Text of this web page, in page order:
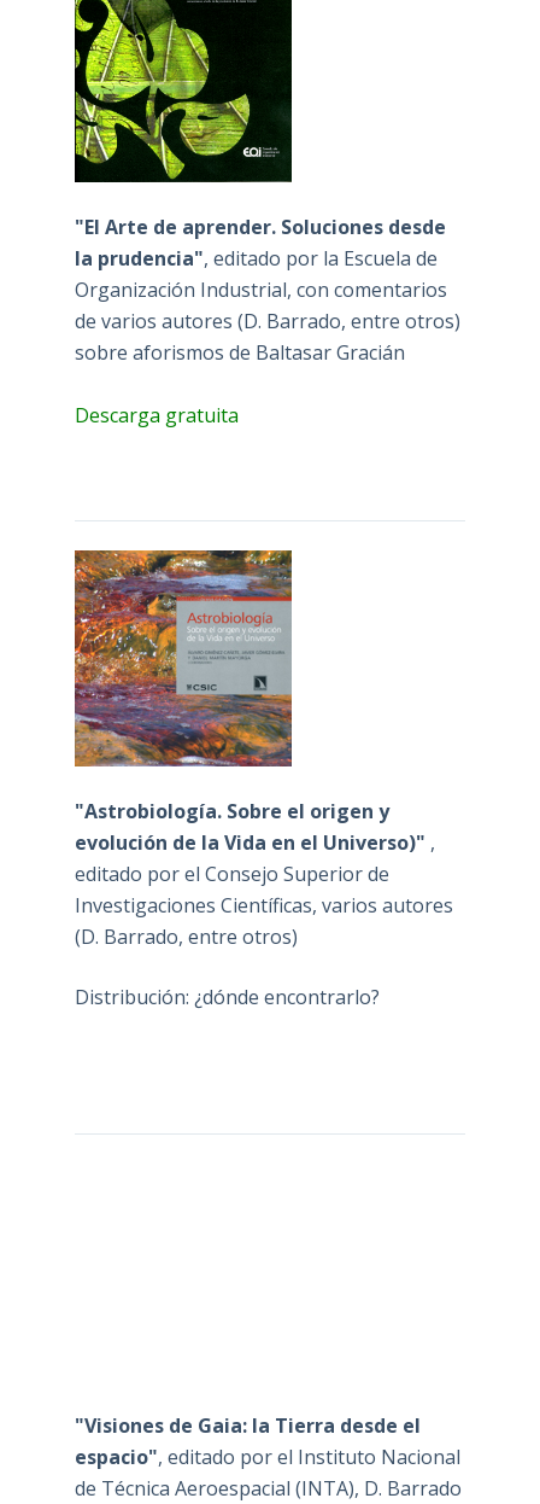
"El Arte de aprender. Soluciones desde
la prudencia", editado por la Escuela de
Organización Industrial, con comentarios
de varios autores (D. Barrado, entre otros)
sobre aforismos de Baltasar Gracián
Descarga gratuita
"Astrobiología. Sobre el origen y
evolución de la Vida en el Universo)" ,
editado por el Consejo Superior de
Investigaciones Científicas, varios autores
(D. Barrado, entre otros)
Distribución: ¿dónde encontrarlo?
"Visiones de Gaia: la Tierra desde el
espacio", editado por el Instituto Nacional
de Técnica Aeroespacial (INTA), D. Barrado